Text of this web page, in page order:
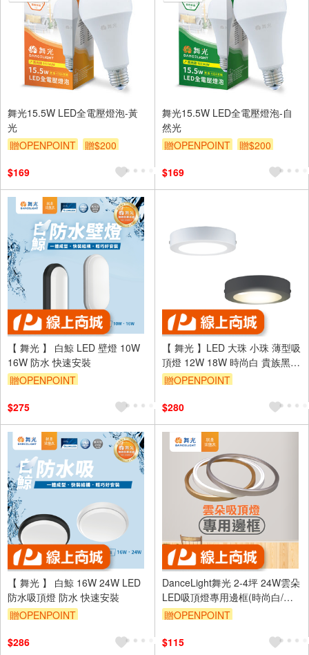
舞光15.5W LED全電壓燈泡-黃
光
贈OPENPOINT
贈$200
$169
舞光15.5W LED全電壓燈泡-自
然光
贈OPENPOINT
贈$200
$169
【 舞光 】 白鯨 LED 壁燈 10W
16W 防水 快速安裝
贈OPENPOINT
$275
【 舞光 】LED 大珠 小珠 薄型吸
頂燈 12W 18W 時尚白 貴族黑
吸頂燈
贈OPENPOINT
$280
【 舞光 】 白鯨 16W 24W LED
防水吸頂燈 防水 快速安裝
贈OPENPOINT
$286
DanceLight舞光 2-4坪 24W雲朵
LED吸頂燈專用邊框(時尚白/質
感銀/香檳金)
贈OPENPOINT
$115